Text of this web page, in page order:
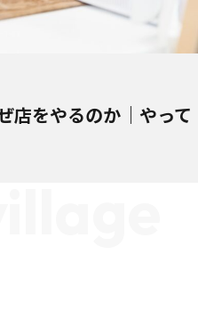
店をやるのか｜やって